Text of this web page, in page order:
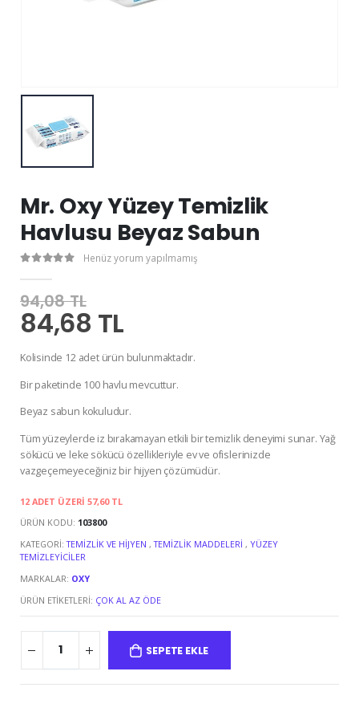
Mr. Oxy Yüzey Temizlik
Havlusu Beyaz Sabun
Henüz yorum yapılmamış
94,08 TL
84,68 TL
Kolisinde 12 adet ürün bulunmaktadır.
Bir paketinde 100 havlu mevcuttur.
Beyaz sabun kokuludur.
Tüm yüzeylerde iz bırakamayan etkili bir temizlik deneyimi sunar. Yağ
sökücü ve leke sökücü özellikleriyle ev ve ofislerinizde
vazgeçemeyeceğiniz bir hijyen çözümüdür.
12 ADET ÜZERI 57,60 TL
ÜRÜN KODU: 103800
KATEGORI:TEMIZLIK VE HIJYEN ,TEMIZLIK MADDELERI ,YÜZEY
TEMIZLEYICILER
MARKALAR: OXY
ÜRÜN ETIKETLERI: ÇOK AL AZ ÖDE
SEPETE EKLE